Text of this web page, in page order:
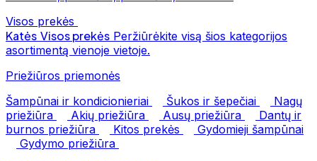
Visos prekės
Katės Visos prekės Peržiūrėkite visą šios kategorijos
asortimentą vienoje vietoje.
Priežiūros priemonės
Šampūnai ir kondicionieriai
Šukos ir šepečiai
Nagų
priežiūra
Akių priežiūra Ausų priežiūra
Dantų ir
burnos priežiūra
Kitos prekės
Gydomieji šampūnai
Gydymo priežiūra